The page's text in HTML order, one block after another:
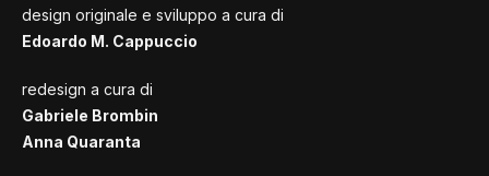
design originale e sviluppo a cura di
Edoardo M. Cappuccio
redesign a cura di
Gabriele Brombin
Anna Quaranta